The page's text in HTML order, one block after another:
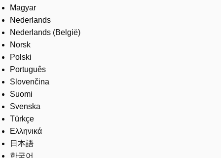
Magyar
Nederlands
Nederlands (België)
Norsk
Polski
Português
Slovenčina
Suomi
Svenska
Türkçe
Ελληνικά
日本語
한국어